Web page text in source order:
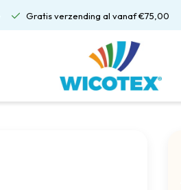
Gratis verzending al vanaf €75,00